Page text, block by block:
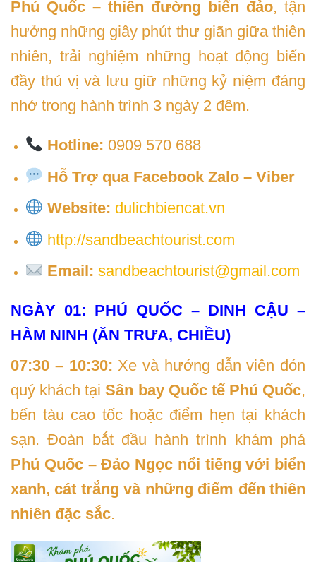
Phú Quốc – thiên đường biển đảo, tận
hưởng những giây phút thư giãn giữa thiên
nhiên, trải nghiệm những hoạt động biển
đầy thú vị và lưu giữ những kỷ niệm đáng
nhớ trong hành trình 3 ngày 2 đêm.
Hotline: 0909 570 688
Hỗ Trợ qua Facebook Zalo – Viber
Website: dulichbiencat.vn
http://sandbeachtourist.com
Email: sandbeachtourist@gmail.com
NGÀY 01: PHÚ QUỐC – DINH CẬU –
HÀM NINH (ĂN TRƯA, CHIỀU)
07:30 – 10:30: Xe và hướng dẫn viên đón
quý khách tạiSân bay Quốc tế Phú Quốc,
bến tàu cao tốc hoặc điểm hẹn tại khách
sạn. Đoàn bắt đầu hành trình khám phá
Phú Quốc – Đảo Ngọc nổi tiếng với biển
xanh, cát trắng và những điểm đến thiên
nhiên đặc sắc.